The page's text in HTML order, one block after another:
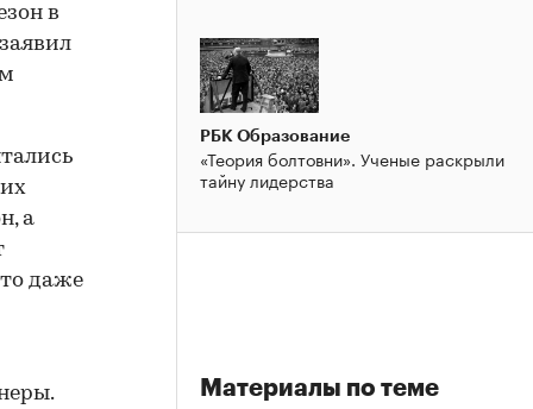
в
а
то даже
РБК Образование
«Теория болтовни». Ученые раскрыли
тайну лидерства
Материалы по теме